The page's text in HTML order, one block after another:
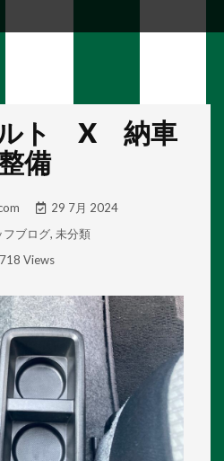
ト X 納車
備
29 7月 2024
フブログ, 未分類
718 Views